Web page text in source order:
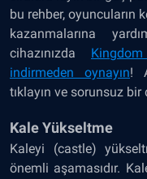
bu rehber, oyuncuların
kazanmalarına
cihazınızda
indirmeden oynayın!
tıklayın ve sorunsuz bir
Kale Yükseltme
Kaleyi (castle)
önemli aşamasıdır.